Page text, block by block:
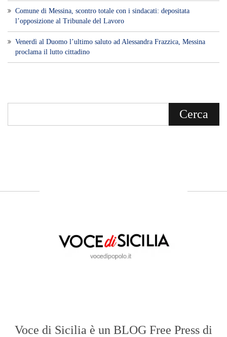
Comune di Messina, scontro totale con i sindacati: depositata
l’opposizione al Tribunale del Lavoro
Venerdì al Duomo l’ultimo saluto ad Alessandra Frazzica, Messina
proclama il lutto cittadino
Voce di Sicilia è un BLOG Free Press di